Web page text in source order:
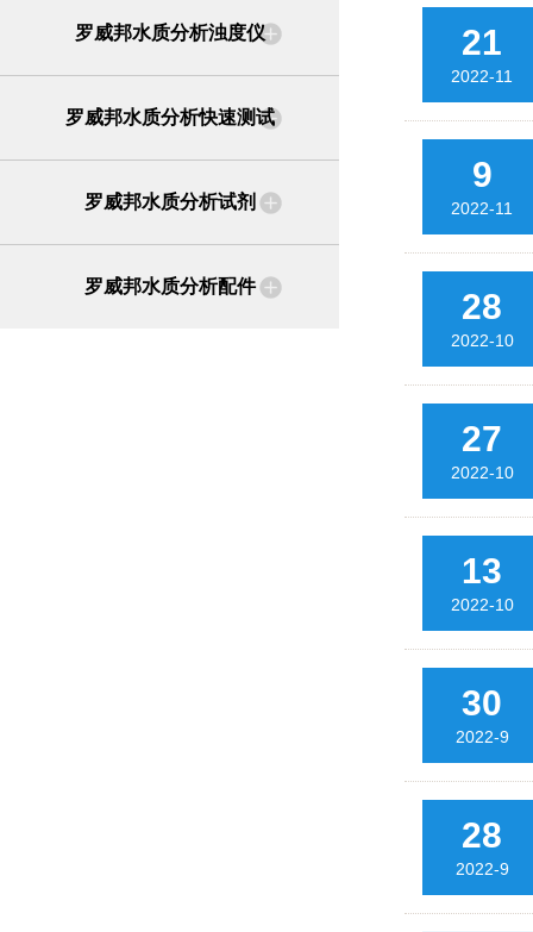
罗威邦水质分析浊度仪
罗威邦水质分析快速测试
罗威邦水质分析试剂
罗威邦水质分析配件
21
2022-11
9
2022-11
28
2022-10
27
2022-10
13
2022-10
30
2022-9
28
2022-9